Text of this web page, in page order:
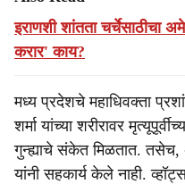
इराणशी शांतता
करार' काय?
मध्य प्रदेशचे महाधिवक्ता
शर्मा यांच्या शरीरावर
गुन्ह्याचे संकेत मिळतात. तसेच,
यांनी सहकार्य केले नाही.